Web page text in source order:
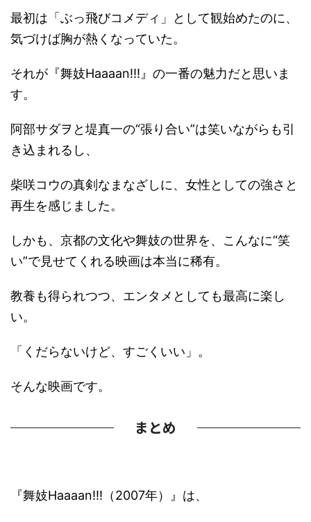
最初は「ぶっ飛びコメディ」として観始めたのに、
気づけば胸が熱くなっていた。
それが『舞妓Haaaan!!!』の一番の魅力だと思いま
す。
阿部サダヲと堤真一の“張り合い”は笑いながらも引
き込まれるし、
柴咲コウの真剣なまなざしに、女性としての強さと
再生を感じました。
しかも、京都の文化や舞妓の世界を、こんなに“笑
い”で見せてくれる映画は本当に稀有。
教養も得られつつ、エンタメとしても最高に楽し
い。
「くだらないけど、すごくいい」。
そんな映画です。
まとめ
『舞妓Haaaan!!!（2007年）』は、